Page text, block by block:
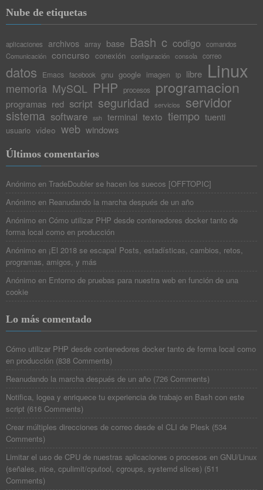
Nube de etiquetas
aplicaciones archivos array base Bash c codigo
comandos
Comunicación concurso conexión configuración consola correo
datos Emacs facebook gnu google imagen ip libre Linux
memoria MySQL PHP procesos programacion
programas red script seguridad servicios servidor
sistema software ssh terminal texto tiempo tuenti
usuario video web windows
Últimos comentarios
Anónimo en TradeDoubler se hacen los suecos [OFFTOPIC]
Anónimo en Reanudando la marcha después de un año
Anónimo en Cómo utilizar PHP desde contenedores docker tanto de
forma local como en producción
Anónimo en ¡El 2018 se escapa! Posts, estadísticas, cambios, retos,
programas, amigos, y más
Anónimo en Entorno de pruebas para nuestra web en función de una
cookie
Lo más comentado
Cómo utilizar PHP desde contenedores docker tanto de forma local como
en producción (838 Comments)
Reanudando la marcha después de un año (726 Comments)
Notifica, logea y enriquece tu experiencia de trabajo en Bash con este
script (616 Comments)
Crear múltiples direcciones de correo desde el CLI de Plesk (534
Comments)
Limitar el uso de CPU de nuestras aplicaciones o procesos en GNU/Linux
(señales, nice, cpulimit/cputool, cgroups, systemd slices) (511
Comments)